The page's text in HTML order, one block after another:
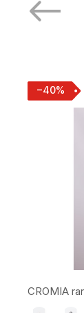
−40%
CROMIA